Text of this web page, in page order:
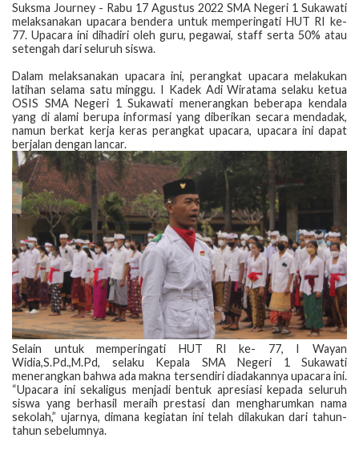
Suksma Journey - Rabu 17 Agustus 2022 SMA Negeri 1 Sukawati
melaksanakan upacara bendera untuk memperingati HUT RI ke-
77. Upacara ini dihadiri oleh guru, pegawai, staff serta 50% atau
setengah dari seluruh siswa.
Dalam melaksanakan upacara ini, perangkat upacara melakukan
latihan selama satu minggu. I Kadek Adi Wiratama selaku ketua
OSIS SMA Negeri 1 Sukawati menerangkan beberapa kendala
yang di alami berupa informasi yang diberikan secara mendadak,
namun berkat kerja keras perangkat upacara, upacara ini dapat
berjalan dengan lancar.
​Selain untuk memperingati HUT RI ke- 77, I Wayan
Widia,S.Pd.,M.Pd, selaku Kepala SMA Negeri 1 Sukawati
menerangkan bahwa ada makna tersendiri diadakannya upacara ini.
“Upacara ini sekaligus menjadi bentuk apresiasi kepada seluruh
siswa yang berhasil meraih prestasi dan mengharumkan nama
sekolah,” ujarnya, dimana kegiatan ini telah dilakukan dari tahun-
tahun sebelumnya.